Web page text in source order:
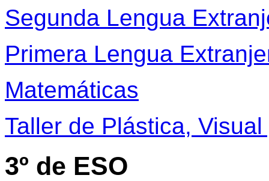
Segunda Lengua
Primera Lengua
Matemáticas
Taller de Plástica,
3º de ESO